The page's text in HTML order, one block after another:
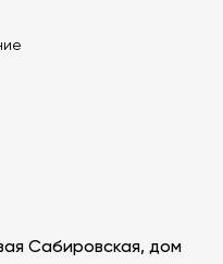
Сабировская, дом